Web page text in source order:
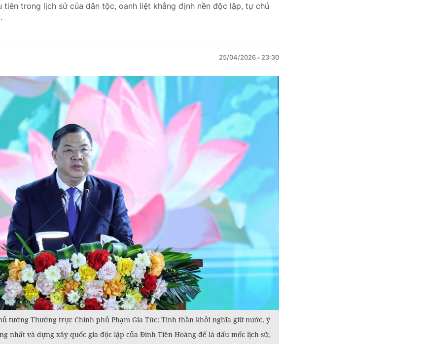
tiên trong lịch sử của dân tộc, oanh liệt khẳng định nền độc lập, tự chủ
25/04/2026 23:30
tướng Thường trực Chính phủ Phạm Gia Túc: Tinh thần khởi nghĩa giữ nước, ý
nhất và dựng xây quốc gia độc lập của Đinh Tiên Hoàng đế là dấu mốc lịch sử,